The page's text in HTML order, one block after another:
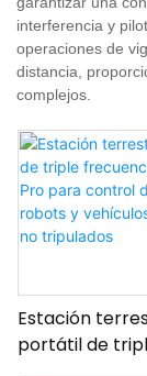
interferencia y
operaciones de
distancia,
complejos.
Estación
portátil de